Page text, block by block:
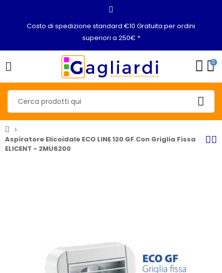
Costo di spedizione standard €10 Gratuita per ordini
superiori a 250€ *
0
Aspiratore Elicoidale ECO LINE 120 GF Con Griglia Fissa
ELICENT - 2MU6200